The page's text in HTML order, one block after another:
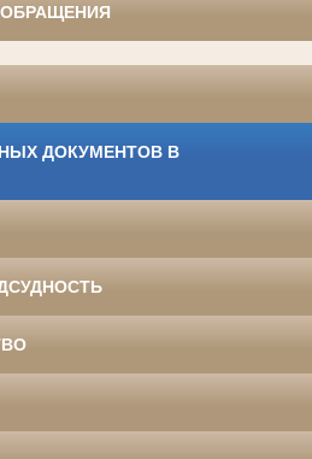
ДОКУМЕНТОВ В